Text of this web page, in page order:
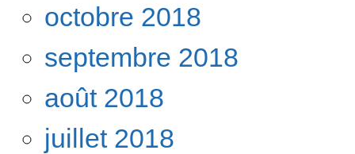
octobre 2018
septembre 2018
août 2018
juillet 2018